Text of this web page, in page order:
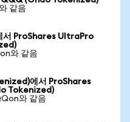
같음
ProShares UltraPro
와 같음
에서 ProShares
Tokenized)
와 같음